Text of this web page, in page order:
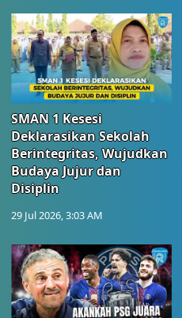
SMAN 1 Kesesi
Deklarasikan Sekolah
Berintegritas, Wujudkan
Budaya Jujur dan
Disiplin
29 Jul 2026, 3:03 AM